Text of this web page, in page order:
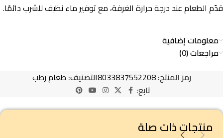
قدّم الطعام عند درجة حرارة الغرفة، مع توفير ماء نظيف للشرب دائمًا.
معلومات إضافية
مراجعات (0)
رمز المنتج:8033837552208التصنيف: طعام رطب
تابع:
منتجات ذات صلة